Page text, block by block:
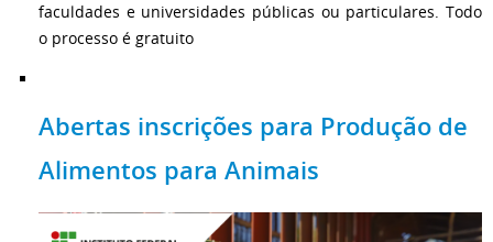
faculdades e universidades públicas ou particulares. Todo
o processo é gratuito
Abertas inscrições para Produção de
Alimentos para Animais